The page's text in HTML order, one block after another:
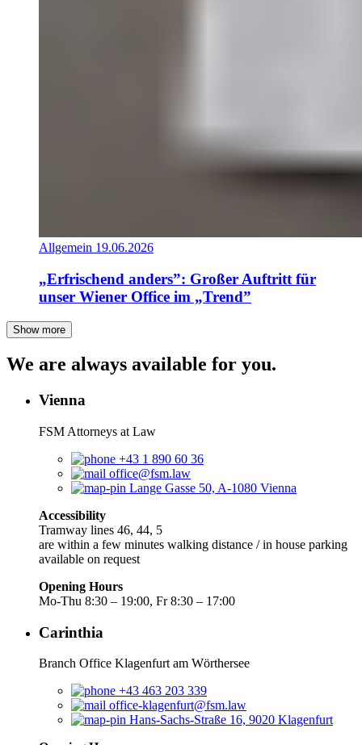
Allgemein 19.06.2026
„Erfrischend anders”: Großer Auftritt für
unser Wiener Office im „Trend”
Show more
We are always available for you.
Vienna
FSM Attorneys at Law
+43 1 890 60 36
office@fsm.law
Lange Gasse 50, A-1080 Vienna
Accessibility
Tramway lines 46, 44, 5
are within a few minutes walking distance / in house parking
available on request
Opening Hours
Mo-Thu 8:30 – 19:00, Fr 8:30 – 17:00
Carinthia
Branch Office Klagenfurt am Wörthersee
+43 463 203 339
office-klagenfurt@fsm.law
Hans-Sachs-Straße 16, 9020 Klagenfurt